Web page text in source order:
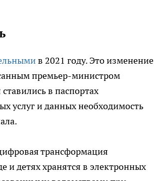
в 2021 году. Это изменение
премьер-министром
в паспортах
услуг и данных необходимость
трансформация
и детях хранятся в электронных